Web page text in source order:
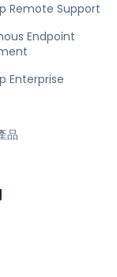
Remote Support
Endpoint
Enterprise
品